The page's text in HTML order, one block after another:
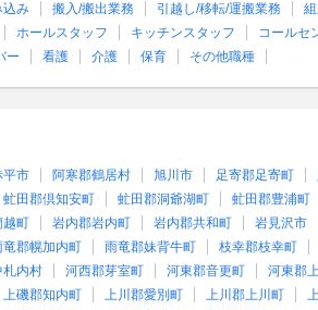
込み 搬入/搬出業務 引越し/移転/運搬業務
ホールスタッフ キッチンスタッフ コールセ
ー 看護 介護 保育 その他職種
平市 阿寒郡鶴居村 旭川市 足寄郡足寄町
虻田郡倶知安町 虻田郡洞爺湖町 虻田郡豊浦町
越町 岩内郡岩内町 岩内郡共和町 岩見沢市
竜郡幌加内町 雨竜郡妹背牛町 枝幸郡枝幸町
札内村 河西郡芽室町 河東郡音更町 河東郡
上磯郡知内町 上川郡愛別町 上川郡上川町